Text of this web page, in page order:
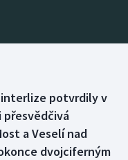
potvrdily v
přesvědčivá
a Veselí nad
dvojciferným